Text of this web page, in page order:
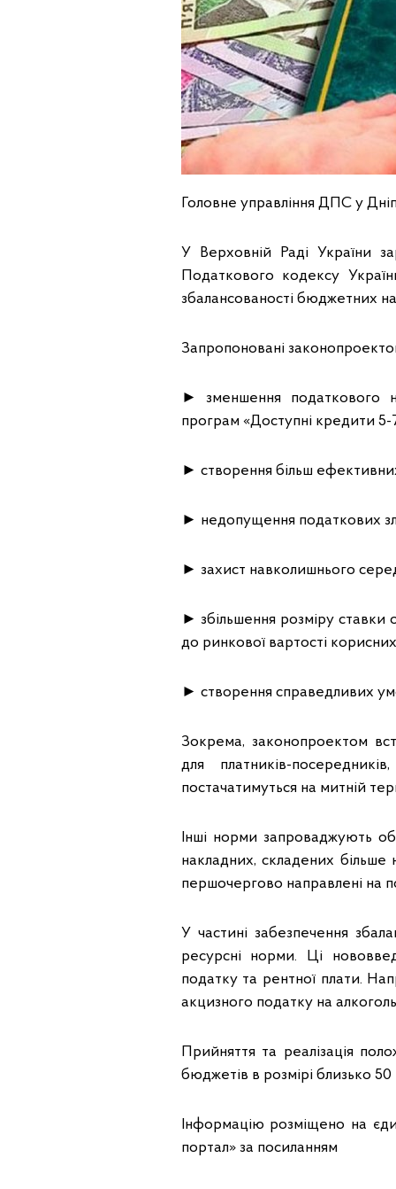
Головне управління ДПС у
У Верховній Раді України
Податкового кодексу
збалансованості бюджетних
Запропоновані
► зменшення податкового
програм «Доступні кредити
► створення більш
► недопущення податкових
► захист навколишнього
► збільшення розміру ставки
до ринкової вартості
► створення справедливих
Зокрема, законопроектом
для платників-
постачатимуться на митній
Інші норми запроваджують
накладних, складених більше
першочергово направлені на
У частині забезпечення
ресурсні норми. Ці
податку та рентної плати.
акцизного податку на
Прийняття та реалізація
бюджетів в розмірі близько
Інформацію розміщено на
портал» за посиланням